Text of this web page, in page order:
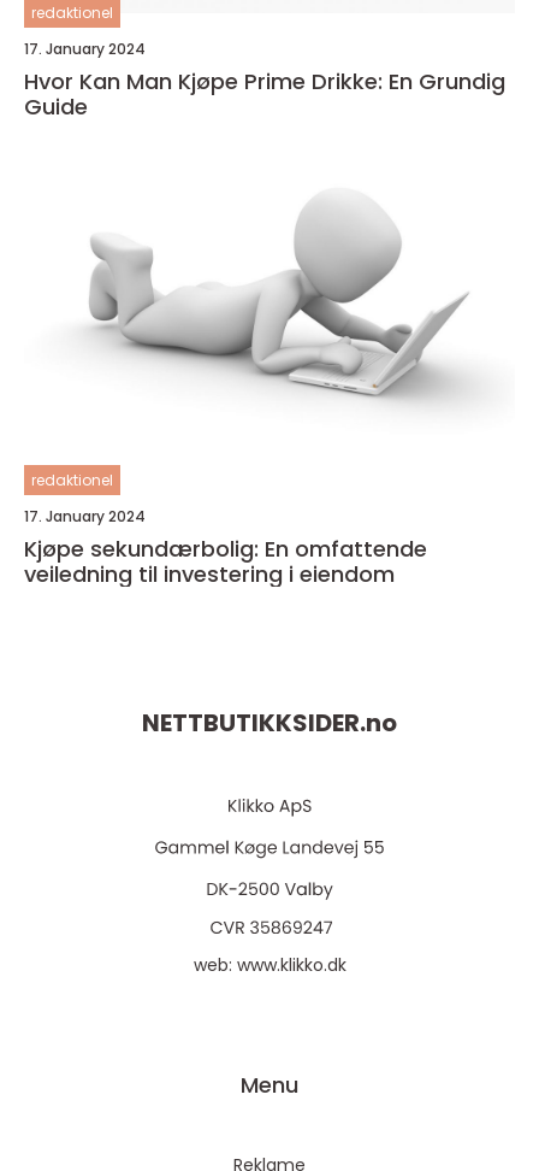
redaktionel
17. January 2024
Hvor Kan Man Kjøpe Prime Drikke: En Grundig
Guide
redaktionel
17. January 2024
Kjøpe sekundærbolig: En omfattende
veiledning til investering i eiendom
NETTBUTIKKSIDER.no
web: www.klikko.dk
Menu
Reklame